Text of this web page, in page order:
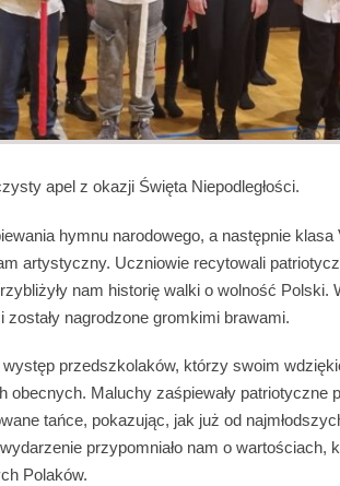
apel z okazji Święta Niepodległości.
hymnu narodowego, a następnie klasa
artystyczny. Uczniowie recytowali
nam historię walki o wolność Polski.
nagrodzone gromkimi brawami.
przedszkolaków, którzy swoim
Maluchy zaśpiewały patriotyczne
tańce, pokazując, jak już od
przypomniało nam o wartościach,
Polaków.